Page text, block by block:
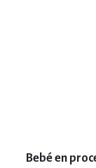
Bebé en